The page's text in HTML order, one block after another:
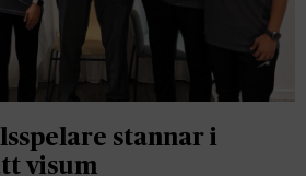
stannar i
visum